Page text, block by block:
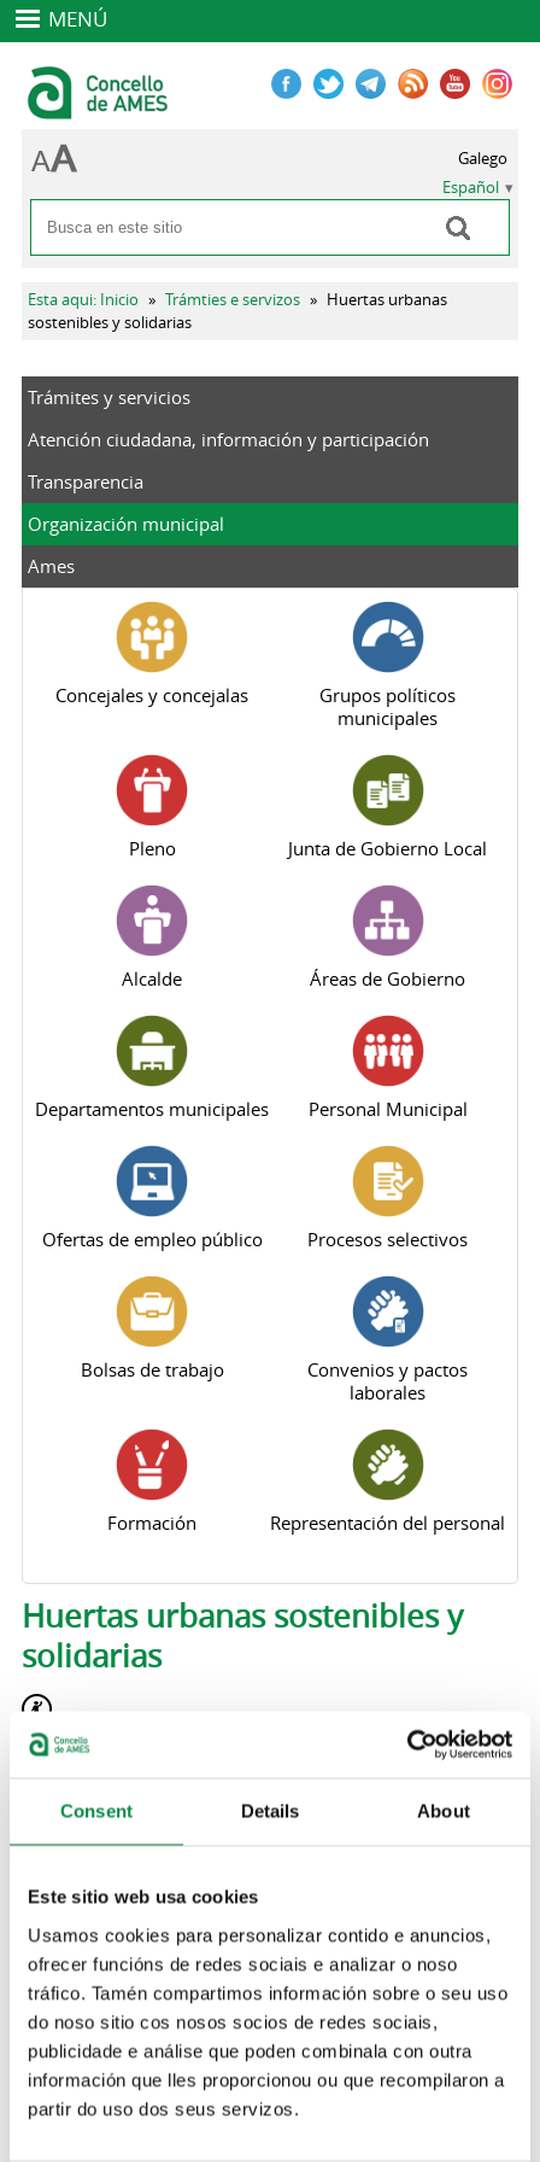
Consent Details About
Este sitio web usa cookies
Usamos cookies para personalizar contido e anuncios,
ofrecer funcións de redes sociais e analizar o noso
tráfico. Tamén compartimos información sobre o seu uso
do noso sitio cos nosos socios de redes sociais,
publicidade e análise que poden combinala con outra
información que lles proporcionou ou que recompilaron a
partir do uso dos seus servizos.
MENÚ
Formulario de búsqueda
Buscar
Galego
Español
Se encuentra usted aquí
Esta aqui: Inicio » Trámties e servizos » Huertas urbanas
sostenibles y solidarias
Trámites y servicios
Atención ciudadana, información y participación
Transparencia
Organización municipal
Ames
Concejales y concejalas
Grupos políticos
municipales
Pleno Junta de Gobierno Local
Alcalde Áreas de Gobierno
Departamentos municipales Personal Municipal
Ofertas de empleo público Procesos selectivos
Bolsas de trabajo
Convenios y pactos
laborales
Formación Representación del personal
Solapas principales
Huertas urbanas sostenibles y
solidarias
DeMartes, 1 Enero, 2019
Martes, 31 Diciembre,
Licencias y autorizaciones Medio ambiente
Tramite activo:Cerrado
PARA QUE (FINALIDAD):
Solicitar la concesión de una huerta urbana en el núcleo de
Bertamiráns o del Milladoiro, para realizar cultivos agrícolas
de manera sostenible y solidaria.
QUIEN PUEDE HACERLO: